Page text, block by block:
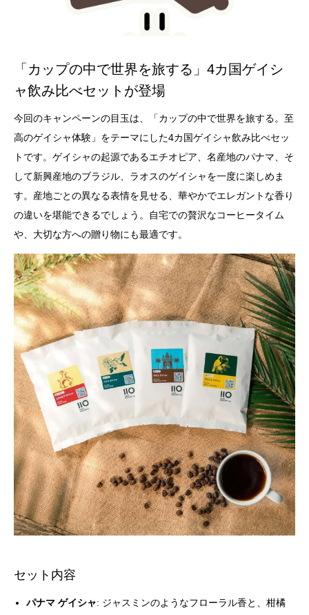
「カップの中で世界を旅する」4カ国ゲイシ
ャ飲み比べセットが登場
今回のキャンペーンの目玉は、「カップの中で世界を旅する。至
高のゲイシャ体験」をテーマにした4カ国ゲイシャ飲み比べセッ
トです。ゲイシャの起源であるエチオピア、名産地のパナマ、そ
して新興産地のブラジル、ラオスのゲイシャを一度に楽しめま
す。産地ごとの異なる表情を見せる、華やかでエレガントな香り
の違いを堪能できるでしょう。自宅での贅沢なコーヒータイム
や、大切な方への贈り物にも最適です。
セット内容
パナマ ゲイシャ: ジャスミンのようなフローラル香と、柑橘